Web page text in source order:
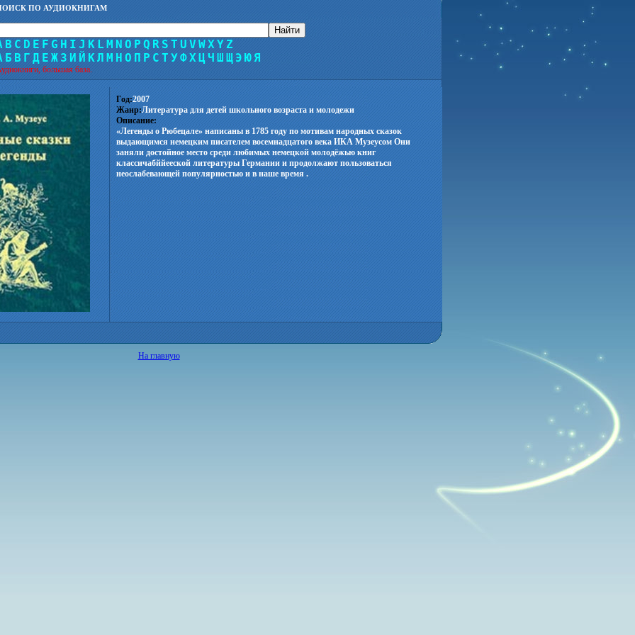
ПО АУДИОКНИГАМ
B C D E F G H I J K L M N O P Q R S T U V WXYZ
Б В Г Д Е Ж З И Й КЛ М Н О П Р С Т УФХ ЦЧ Ш Щ Э ЮЯ
большая база.
Год:2007
Жанр:Литература для детей школьного возраста и молодежи
Описание:
«Легенды о Рюбецале» написаны в 1785 году по мотивам народных сказок
выдающимся немецким писателем восемнадцатого века ИКА Музеусом Они
заняли достойное место среди любимых немецкой молодёжью книг
классичабййееской литературы Германии и продолжают пользоваться
неослабевающей популярностью и в наше время .
На главную